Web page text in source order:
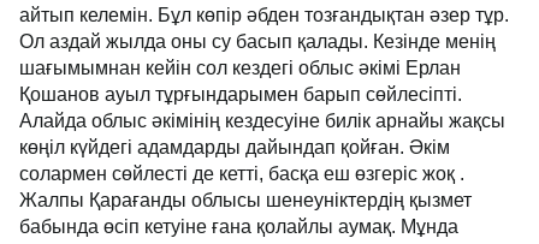
айтып келемін. Бұл көпір әбден тозғандықтан әзер тұр.
Ол аздай жылда оны су басып қалады. Кезінде менің
шағымымнан кейін сол кездегі облыс әкімі Ерлан
Қошанов ауыл тұрғындарымен барып сөйлесіпті.
Алайда облыс әкімінің кездесуіне билік арнайы жақсы
көңіл күйдегі адамдарды дайындап қойған. Әкім
солармен сөйлесті де кетті, басқа еш өзгеріс жоқ .
Жалпы Қарағанды облысы шенеуніктердің қызмет
бабында өсіп кетуіне ғана қолайлы аумақ. Мұнда